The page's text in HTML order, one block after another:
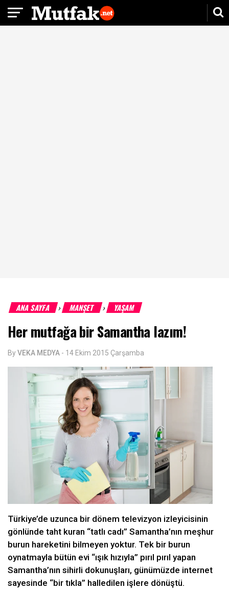
ANA SAYFA › MANŞET › YAŞAM
Her mutfağa bir Samantha lazım!
ByVEKA MEDYA - 14 Ekim 2015 Çarşamba
Türkiye’de uzunca bir dönem televizyon izleyicisinin
gönlünde taht kuran “tatlı cadı” Samantha’nın meşhur
burun hareketini bilmeyen yoktur. Tek bir burun
oynatmayla bütün evi “ışık hızıyla” pırıl pırıl yapan
Samantha’nın sihirli dokunuşları, günümüzde internet
sayesinde “bir tıkla” halledilen işlere dönüştü.